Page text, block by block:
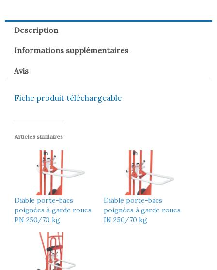
Description
Informations supplémentaires
Avis
Fiche produit téléchargeable
Articles similaires
Diable porte-bacs
poignées à garde roues
PN 250/70 kg
Diable porte-bacs
poignées à garde roues
IN 250/70 kg